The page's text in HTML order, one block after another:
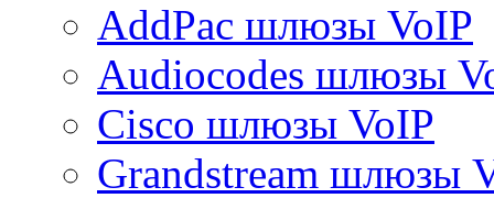
AddPac шлюзы VoIP
Audiocodes шлюзы
Cisco шлюзы VoIP
Grandstream шлюзы